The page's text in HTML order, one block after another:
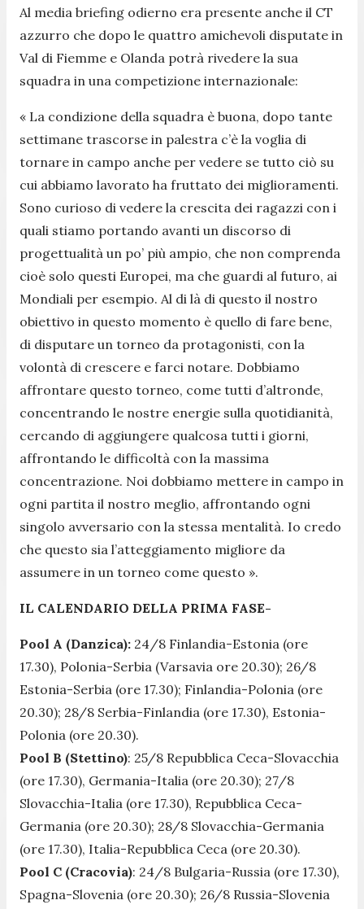
Al media briefing odierno era presente anche il CT
azzurro che dopo le quattro amichevoli disputate in
Val di Fiemme e Olanda potrà rivedere la sua
squadra in una competizione internazionale:
« La condizione della squadra è buona, dopo tante
settimane trascorse in palestra c’è la voglia di
tornare in campo anche per vedere se tutto ciò su
cui abbiamo lavorato ha fruttato dei miglioramenti.
Sono curioso di vedere la crescita dei ragazzi con i
quali stiamo portando avanti un discorso di
progettualità un po’ più ampio, che non comprenda
cioè solo questi Europei, ma che guardi al futuro, ai
Mondiali per esempio. Al di là di questo il nostro
obiettivo in questo momento è quello di fare bene,
di disputare un torneo da protagonisti, con la
volontà di crescere e farci notare. Dobbiamo
affrontare questo torneo, come tutti d’altronde,
concentrando le nostre energie sulla quotidianità,
cercando di aggiungere qualcosa tutti i giorni,
affrontando le difficoltà con la massima
concentrazione. Noi dobbiamo mettere in campo in
ogni partita il nostro meglio, affrontando ogni
singolo avversario con la stessa mentalità. Io credo
che questo sia l’atteggiamento migliore da
assumere in un torneo come questo ».
IL CALENDARIO DELLA PRIMA FASE-
Pool A (Danzica): 24/8 Finlandia-Estonia (ore
17.30), Polonia-Serbia (Varsavia ore 20.30); 26/8
Estonia-Serbia (ore 17.30); Finlandia-Polonia (ore
20.30); 28/8 Serbia-Finlandia (ore 17.30), Estonia-
Polonia (ore 20.30).
Pool B (Stettino): 25/8 Repubblica Ceca-Slovacchia
(ore 17.30), Germania-Italia (ore 20.30); 27/8
Slovacchia-Italia (ore 17.30), Repubblica Ceca-
Germania (ore 20.30); 28/8 Slovacchia-Germania
(ore 17.30), Italia-Repubblica Ceca (ore 20.30).
Pool C (Cracovia): 24/8 Bulgaria-Russia (ore 17.30),
Spagna-Slovenia (ore 20.30); 26/8 Russia-Slovenia